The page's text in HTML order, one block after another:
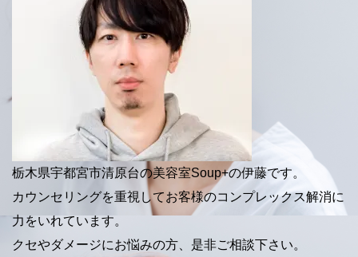
い
ウ
ィ
ン
ウ
で
開
き
ま
す
)
て
く
だ
さ
ン
ド
ウ
で
開
き
ま
す
)
栃木県宇都宮市清原台の美容室Soup+の伊藤です。
カウンセリングを重視してお客様のコンプレックス解消に
力をいれています。
クセやダメージにお悩みの方、是非ご相談下さい。